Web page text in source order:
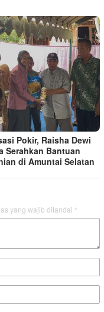
Pokir, Raisha Dewi
Serahkan Bantuan
di Amuntai Selatan
yang wajib ditandai *